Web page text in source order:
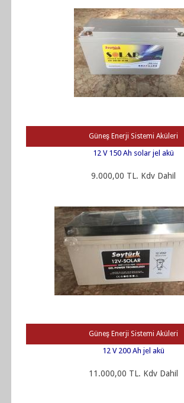
Güneş Enerji Sistemi Aküleri
12 V 150 Ah solar jel akü
9.000,00 TL. Kdv Dahil
Güneş Enerji Sistemi Aküleri
12 V 200 Ah jel akü
11.000,00 TL. Kdv Dahil